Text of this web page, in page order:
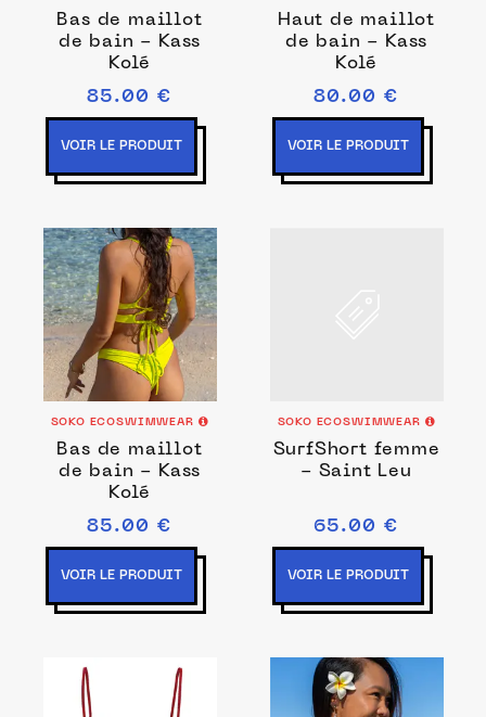
Bas de maillot
de bain - Kass
Kolé
85.00 €
VOIR LE PRODUIT
Haut de maillot
de bain - Kass
Kolé
80.00 €
VOIR LE PRODUIT
SOKO ECOSWIMWEAR
Bas de maillot
de bain - Kass
Kolé
85.00 €
VOIR LE PRODUIT
SOKO ECOSWIMWEAR
SurfShort femme
- Saint Leu
65.00 €
VOIR LE PRODUIT